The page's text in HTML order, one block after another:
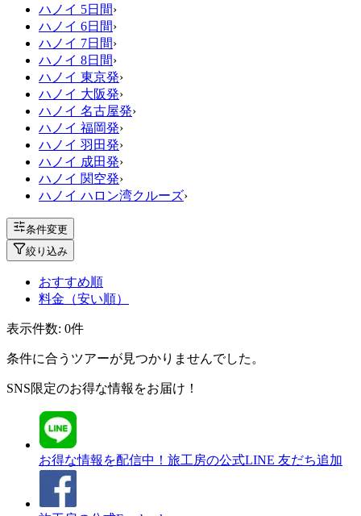
ハノイ 5日間›
ハノイ 6日間›
ハノイ 7日間›
ハノイ 8日間›
ハノイ 東京発›
ハノイ 大阪発›
ハノイ 名古屋発›
ハノイ 福岡発›
ハノイ 羽田発›
ハノイ 成田発›
ハノイ 関空発›
ハノイ ハロン湾クルーズ›
条件変更
絞り込み
おすすめ順
料金（安い順）
表示件数: 0件
条件に合うツアーが見つかりませんでした。
SNS限定のお得な情報をお届け！
お得な情報を配信中！ 旅工房の公式LINE 友だち追加